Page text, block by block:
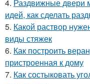
4. Раздвижные двери
идей, как сделать
5. Какой раствор
виды стяжек
6. Как построить
пристроенная к дому
7. Как состыковать